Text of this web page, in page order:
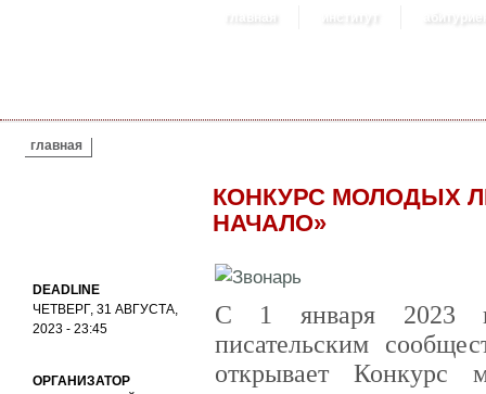
главная институт
ВЫ ЗДЕСЬ
главная
КОНКУРС МОЛОДЫХ
НАЧАЛО»
DEADLINE
ЧЕТВЕРГ, 31 АВГУСТА,
2023 - 23:45
ОРГАНИЗАТОР
С 1 января 2023 в
писательским
открывает Конкурс